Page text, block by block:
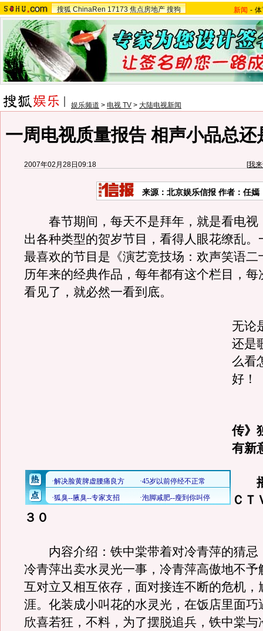
搜狐 ChinaRen 17173 焦点房地产 搜狗 新闻 -
娱乐频道 > 电视 TV > 大陆电视新闻
一周电视质量报告 相声小品总还
2007年02月28日09:18 [我
来源：北京娱乐信报 作者：任嫣
春节期间，每天不是拜年，就是看电视
出各种类型的贺岁节目，看得人眼花缭乱。
最喜欢的节目是《演艺竞技场：欢声笑语二
历年来的经典作品，每年都有这个栏目，每
看见了，就必然一看到底。
无论
还是
么看
好！
传》
有新
播
ＣＴ
３０
内容介绍：铁中棠带着对冷青萍的猜忌
冷青萍出卖水灵光一事，冷青萍高傲地不予
互对立又相互依存，面对接连不断的危机，
涯。化装成小叫花的水灵光，在饭店里面巧
欣喜若狂，不料，为了摆脱追兵，铁中棠与